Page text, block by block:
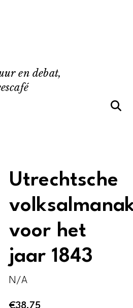
en debat,
Utrechtsche
voor het
jaar 1843
N/A